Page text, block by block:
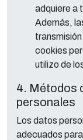
adquiere a
Además,
cookies
utilizo de
4. Métodos
personales
Los datos
adecuados